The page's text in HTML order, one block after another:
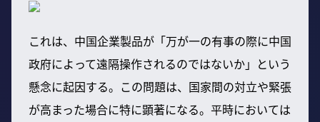
これは、中国企業製品が「万が一の有事の際に中国
政府によって遠隔操作されるのではないか」という
懸念に起因する。この問題は、国家間の対立や緊張
が高まった場合に特に顕著になる。平時においては